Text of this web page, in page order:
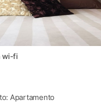
wi-fi
Apartamento